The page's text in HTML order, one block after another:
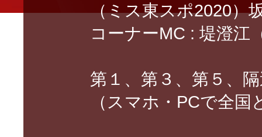
（ミス東スポ2020）
コーナーMC : 堤澄江
第１、第３、第５、
（スマホ・PCで全